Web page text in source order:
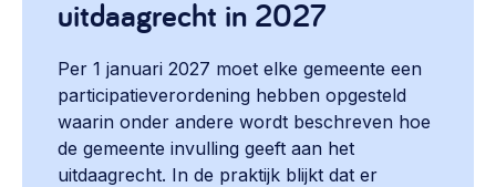
uitdaagrecht in 2027
Per 1 januari 2027 moet elke gemeente een
participatieverordening hebben opgesteld
waarin onder andere wordt beschreven hoe
de gemeente invulling geeft aan het
uitdaagrecht. In de praktijk blijkt dat er